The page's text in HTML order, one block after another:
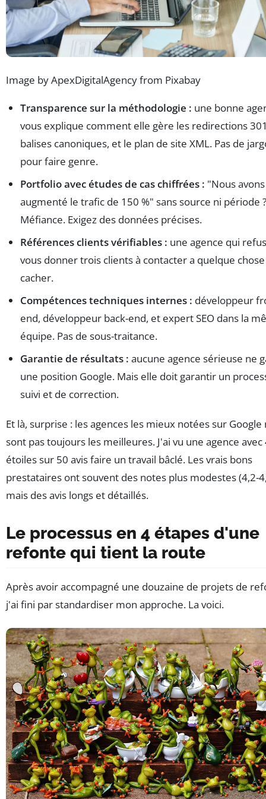
Image by ApexDigitalAgency from Pixabay
Transparence sur la méthodologie : une bonne
vous explique comment elle gère les redirections
balises canoniques, et le plan de site XML. Pas de
pour faire genre.
Portfolio avec études de cas chiffrées : "Nous avons
augmenté le trafic de 150 %" sans source ni période ?
Méfiance. Exigez des données précises.
Références clients vérifiables : une agence qui
vous donner trois clients à contacter a quelque
cacher.
Compétences techniques internes : développeur
end, développeur back-end, et expert SEO dans la
équipe. Pas de sous-traitance.
Garantie de résultats : aucune agence sérieuse ne
une position Google. Mais elle doit garantir un
suivi et de correction.
Et là, surprise : les agences les mieux notées sur Google
sont pas toujours les meilleures. J'ai vu une agence avec
étoiles sur 50 avis faire un travail bâclé. Les vrais bons
prestataires ont souvent des notes plus modestes (4,2-
mais des avis longs et détaillés.
Le processus en 4 étapes d'une
refonte qui tient la route
Après avoir accompagné une douzaine de projets de
j'ai fini par standardiser mon approche. La voici.